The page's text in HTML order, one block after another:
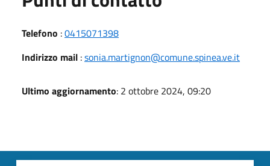
Telefono :0415071398
Indirizzo mail :sonia.martignon@comune.spinea.ve.it
Ultimo aggiornamento: 2 ottobre 2024, 09:20